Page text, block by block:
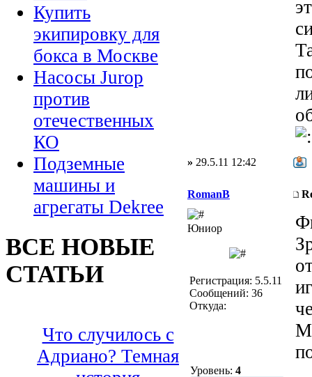
Купить
экипировку для
бокса в Москве
Насосы Jurop
против
отечественных
КО
Подземные
машины и
агрегаты Dekree
ВСЕ НОВЫЕ
СТАТЬИ
Что случилось с
Адриано? Темная
» 29.5.11 12:42
RomanB
Юниор
Регистрация: 5.5.11
Сообщений: 36
Откуда:
Уровень: 4